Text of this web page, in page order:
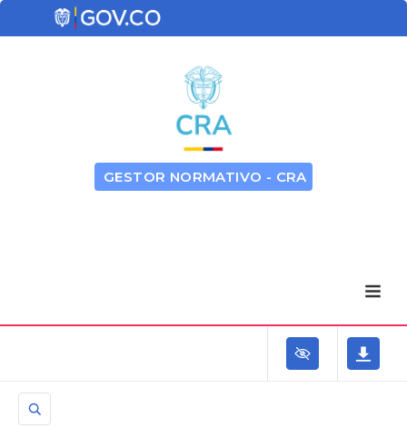
GESTOR NORMATIVO - CRA